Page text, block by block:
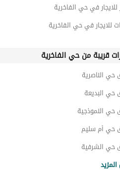
للايجار في حي الفاخرية
للايجار في حي الفاخرية
قريبة من حي الفاخرية
الناصرية
البديعة
النموذجية
حي أم سليم
الشرفية